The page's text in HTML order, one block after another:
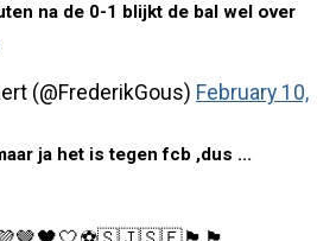
na de 0-1 blijkt de bal wel over
(@FrederikGous) February 10,
ja het is tegen fcb ,dus ...